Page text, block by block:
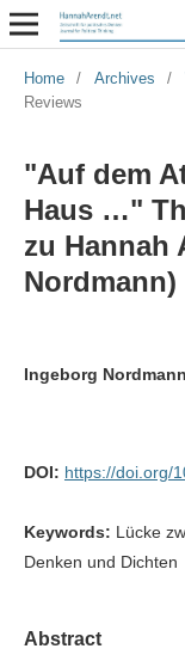
Home / Archives /
Reviews
"Auf dem
Haus …"
zu Hannah
Nordmann)
Ingeborg Nordmann
DOI: https://doi.org/
Keywords: Lücke
Denken und Dichten
Abstract